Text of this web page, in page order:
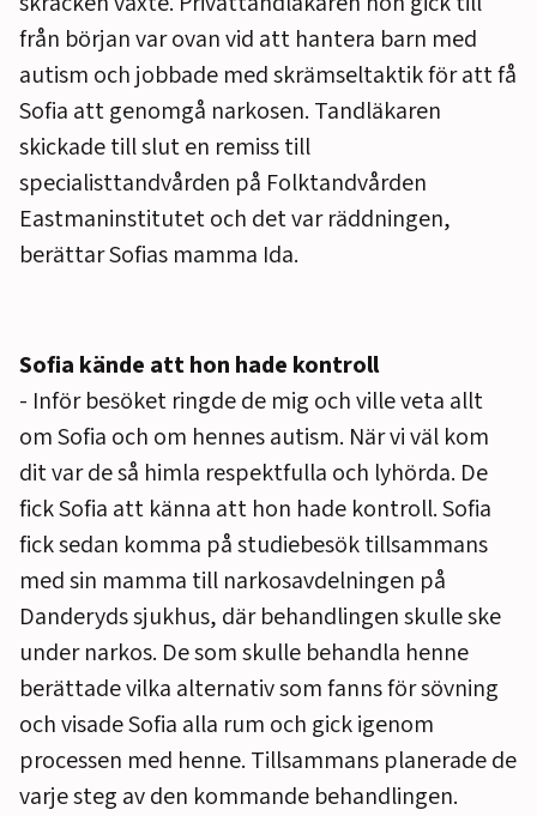
från början var ovan vid att hantera barn med
autism och jobbade med skrämseltaktik för att få
Sofia att genomgå narkosen. Tandläkaren
skickade till slut en remiss till
specialisttandvården på Folktandvården
Eastmaninstitutet och det var räddningen,
berättar Sofias mamma Ida.
Sofia kände att hon hade kontroll
- Inför besöket ringde de mig och ville veta allt
om Sofia och om hennes autism. När vi väl kom
dit var de så himla respektfulla och lyhörda. De
fick Sofia att känna att hon hade kontroll. Sofia
fick sedan komma på studiebesök tillsammans
med sin mamma till narkosavdelningen på
Danderyds sjukhus, där behandlingen skulle ske
under narkos. De som skulle behandla henne
berättade vilka alternativ som fanns för sövning
och visade Sofia alla rum och gick igenom
processen med henne. Tillsammans planerade de
varje steg av den kommande behandlingen.